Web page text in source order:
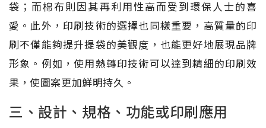
袋；而棉布則因其再利用性高而受到環保人士的喜
愛。此外，印刷技術的選擇也同樣重要，高質量的印
刷不僅能夠提升提袋的美觀度，也能更好地展現品牌
形象。例如，使用熱轉印技術可以達到精細的印刷效
果，使圖案更加鮮明持久。
三、設計、規格、功能或印刷應用